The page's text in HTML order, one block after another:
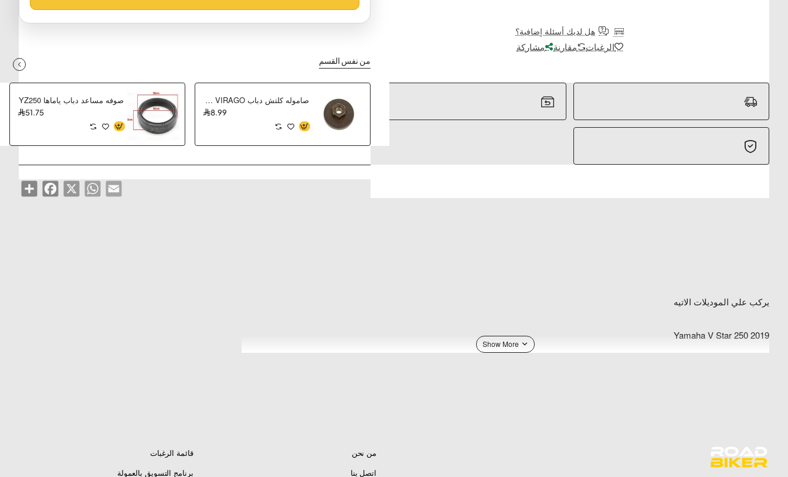
هل لديك أسئلة إضافية؟
الرغبات مقارنة مشاركة
من نفس القسم
صاموله كلتش دباب VIRAGO وكاله
8.99
صوفه مساعد دباب ياماها YZ250
51.75
Share
Facebook X
WhatsApp Email
يركب علي الموديلات الاتيه
2019 Yamaha V Star 250
2015 Yamaha V Star 250
من نحن
اتصل بنا
قائمة الرغبات
برنامج التسويق بالعمولة